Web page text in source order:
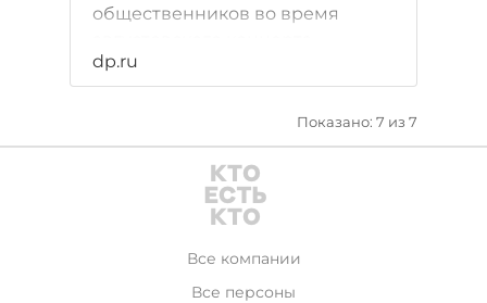
общественников во время
dp.ru
Показано: 7 из 7
Все компании
Все персоны